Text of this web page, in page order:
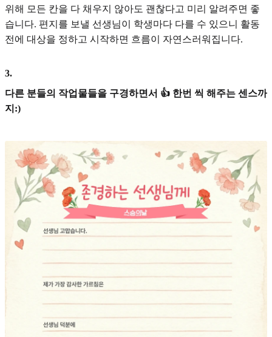
위해 모든 칸을 다 채우지 않아도 괜찮다고 미리 알려주면 좋
습니다. 편지를 보낼 선생님이 학생마다 다를 수 있으니 활동
전에 대상을 정하고 시작하면 흐름이 자연스러워집니다.
3.
다른 분들의 작업물들을 구경하면서 👍 한번 씩 해주는 센스까
지:)